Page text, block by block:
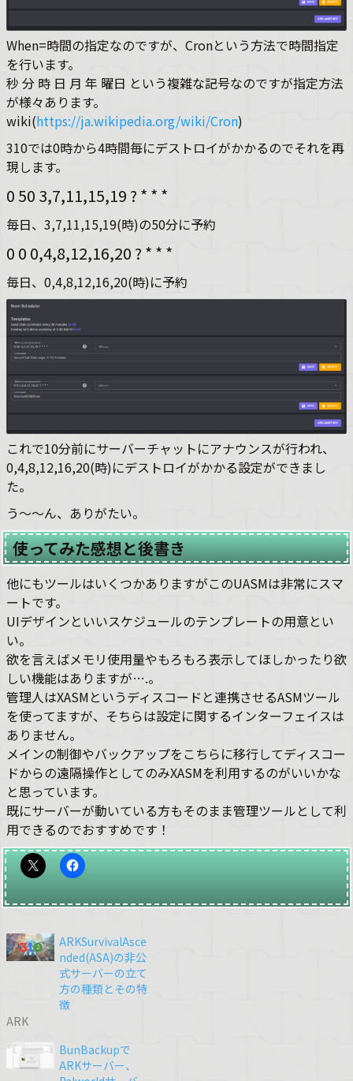
When=時間の指定なのですが、Cronという方法で時間指定
を行います。
秒 分 時 日 月 年 曜日 という複雑な記号なのですが指定方法
が様々あります。
wiki(https://ja.wikipedia.org/wiki/Cron)
310では0時から4時間毎にデストロイがかかるのでそれを再
現します。
0 50 3,7,11,15,19 ? * * *
毎日、3,7,11,15,19(時)の50分に予約
0 0 0,4,8,12,16,20 ? * * *
毎日、0,4,8,12,16,20(時)に予約
これで10分前にサーバーチャットにアナウンスが行われ、
0,4,8,12,16,20(時)にデストロイがかかる設定ができまし
た。
う～～ん、ありがたい。
使ってみた感想と後書き
他にもツールはいくつかありますがこのUASMは非常にスマ
ートです。
UIデザインといいスケジュールのテンプレートの用意とい
い。
欲を言えばメモリ使用量やもろもろ表示してほしかったり欲
しい機能はありますが….。
管理人はXASMというディスコードと連携させるASMツール
を使ってますが、そちらは設定に関するインターフェイスは
ありません。
メインの制御やバックアップをこちらに移行してディスコー
ドからの遠隔操作としてのみXASMを利用するのがいいかな
と思っています。
既にサーバーが動いている方もそのまま管理ツールとして利
用できるのでおすすめです！
ARKSurvivalAsce
nded(ASA)の非公
式サーバーの立て
方の種類とその特
徴
ARK
BunBackupで
ARKサーバー、